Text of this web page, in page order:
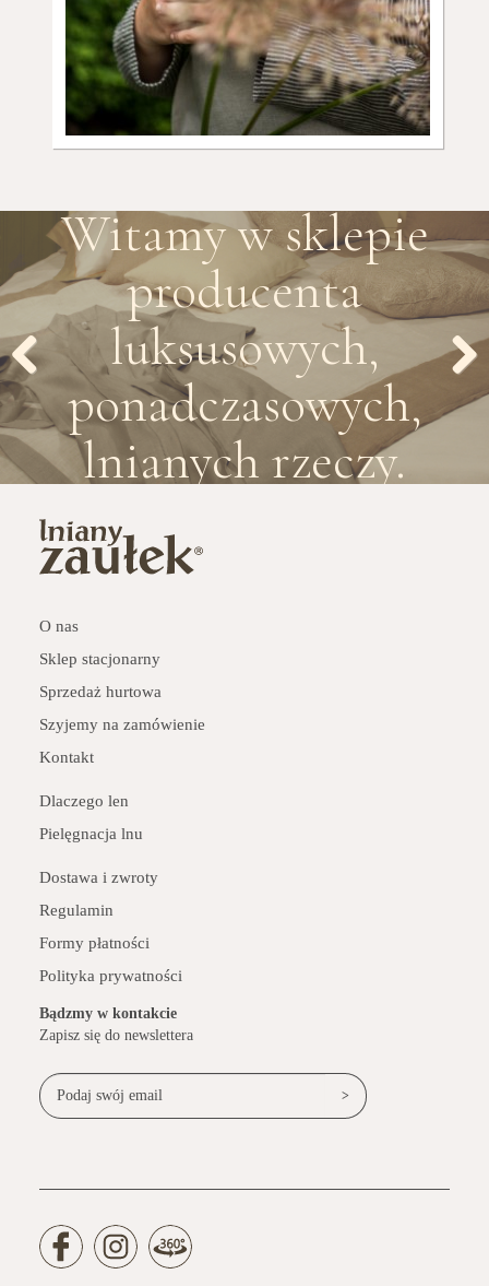
Witamy w sklepie
producenta
luksusowych,
ponadczasowych,
lnianych rzeczy.
Previous Next
O nas
Sklep stacjonarny
Sprzedaż hurtowa
Szyjemy na zamówienie
Kontakt
Dlaczego len
Pielęgnacja lnu
Dostawa i zwroty
Regulamin
Formy płatności
Polityka prywatności
Bądzmy w kontakcie
Zapisz się do newslettera
>